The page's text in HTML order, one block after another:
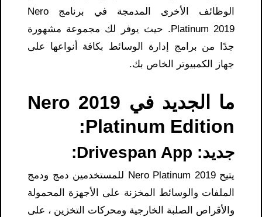
الوظائف الأخرى المدمجة في برنامج Nero
Platinum 2019. حيث يوفر لك مجموعة مشهورة
جدًا من برامج إدارة الوسائط بكافة أنواعها على
جهاز الكمبيوتر الخاص بك.
ما الجديد في Nero 2019
Platinum Edition:
جديد: Drivespan App:
يتيح Nero Platinum 2019 للمستخدمين دمج ودمج
الملفات والوسائط المخزنة على الأجهزة المحمولة
والأقراص الصلبة الخارجية ومحركات التخزين ، على